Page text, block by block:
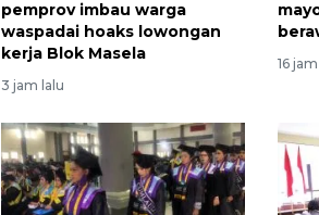
pemprov imbau warga
waspadai hoaks lowongan
kerja Blok Masela
3 jam lalu
16
2026-08-07